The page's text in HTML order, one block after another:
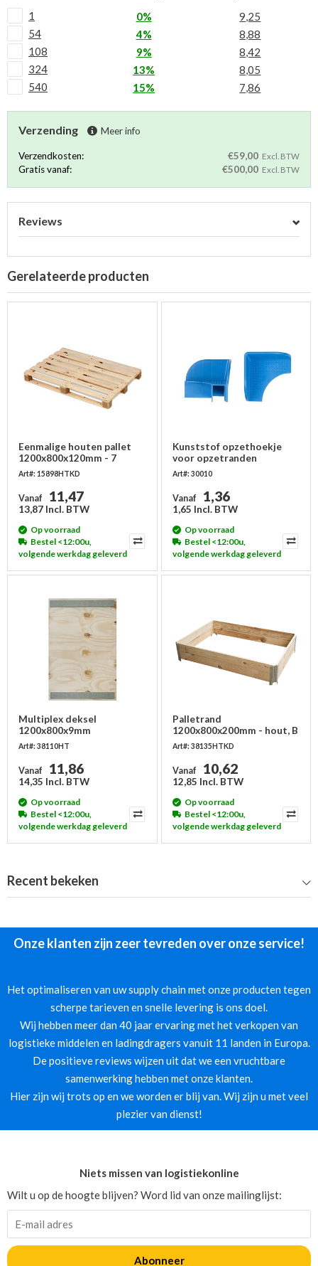
1 0%
9,25
54
4%
8,88
108
9%
8,42
324
13%
8,05
540
15% 7,86
Verzending Meer info
Verzendkosten: €59,00 Excl. BTW
Gratis vanaf: €500,00 Excl. BTW
Reviews
Gerelateerde producten
Eenmalige houten pallet
1200x800x120mm - 7
bovenplanken
Art#: 15898HTKD
Vanaf 11,47
13,87 Incl. BTW
Op voorraad
Bestel <12:00u,
volgende werkdag geleverd
Kunststof opzethoekje
voor opzetranden
Art#: 30010
Vanaf 1,36
1,65 Incl. BTW
Op voorraad
Bestel <12:00u,
volgende werkdag geleverd
Multiplex deksel
1200x800x9mm
Art#: 38110HT
Vanaf 11,86
14,35 Incl. BTW
Op voorraad
Bestel <12:00u,
volgende werkdag geleverd
Palletrand
1200x800x200mm - hout, B
keus, 4 scharnieren, nieuw
Art#: 38135HTKD
Vanaf 10,62
12,85 Incl. BTW
Op voorraad
Bestel <12:00u,
volgende werkdag geleverd
Recent bekeken
Onze klanten zijn zeer tevreden over onze service!
Het optimaliseren van uw supply chain met onze producten tegen
scherpe tarieven en snelle levering is ons doel.
Wij hebben meer dan 40 jaar ervaring met het verkopen van
logistieke middelen en ladingdragers vanuit 11 landen in Europa.
De positieve reviews wijzen uit dat we een vruchtbare
samenwerking hebben met onze klanten.
Hier zijn wij trots op en we worden er blij van. Wij zijn u met veel
plezier van dienst!
Niets missen van logistiekonline
Wilt u op de hoogte blijven? Word lid van onze mailinglijst:
Abonneer